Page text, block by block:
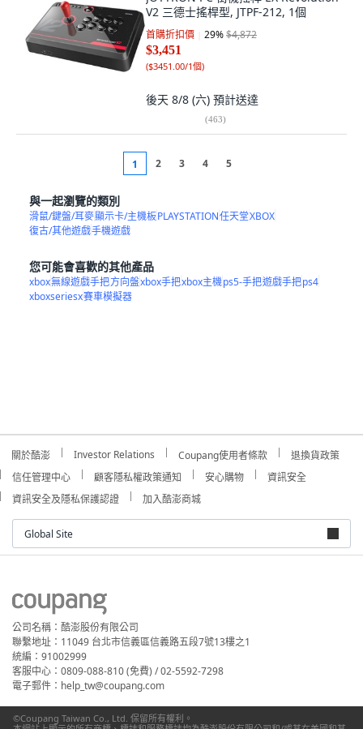
V2 三德士搖桿型, JTPF-212, 1個
首購折扣價 29%$4,872
$3,451
($3451.00/1個)
後天 8/8 (六) 預計送達
(463)
1 2 3 4 5
與一起瀏覽的類別
滑鼠/鍵盤/耳麥顯示卡/主機板PLAYSTATION任天堂XBOX
復古/其他遊戲手機遊戲
您可能會喜歡的其他產品
xbox無線遊戲手把方向盤xbox手把xbox主機ps5-手把遊戲手把ps4
xboxseriesx賽車模擬器
關於酷澎 Investor Relations Coupang使用者條款
退換貨政策
信任管理中心
顧客隱私權政策通知 安心購物
資訊安全
資訊安全及隱私保護認證
加入酷澎商城
Global Site
公司名稱：酷澎股份有限公司
聯繫地址：11049 台北市信義區信義路五段7號13樓之1
統編：91002999
客服中心：0809-088-810 (免費) / 02-5592-7298
電子郵件：help_tw@coupang.com
©Coupang Taiwan Co., Ltd. 保留所有權利。